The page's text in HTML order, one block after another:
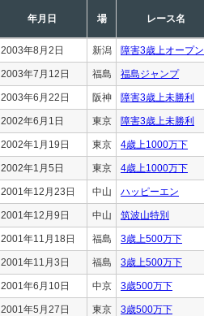
年月日 場 レース名
2003年8月2日 新潟 障害3歳上オープン
2003年7月12日 福島 福島ジャンプ
2003年6月22日 阪神 障害3歳上未勝利
2002年6月1日 東京 障害3歳上未勝利
2002年1月19日 東京 4歳上1000万下
2002年1月5日 東京 4歳上1000万下
2001年12月23日 中山 ハッピーエン
2001年12月9日 中山 筑波山特別
2001年11月18日 福島 3歳上500万下
2001年11月3日 福島 3歳上500万下
2001年6月10日 中京 3歳500万下
2001年5月27日 東京 3歳500万下